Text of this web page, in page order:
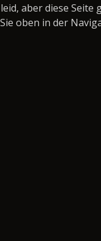
aber diese Seite
oben in der